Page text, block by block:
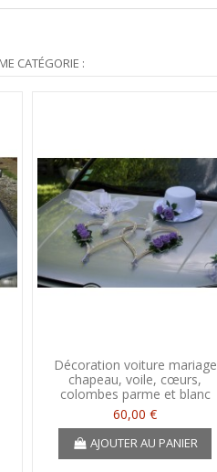
CATÉGORIE :
Décoration voiture mariage
chapeau, voile, cœurs,
colombes parme et blanc
60,00 €
AJOUTER AU PANIER